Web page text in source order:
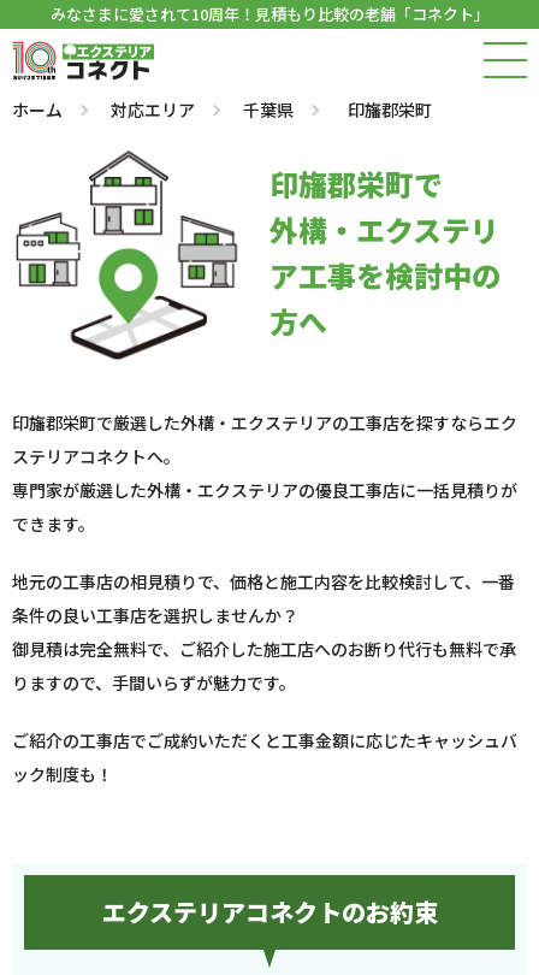
みなさまに愛されて10周年！見積もり比較の老舗「コネクト」
ホーム 対応エリア 千葉県 印旛郡栄町
印旛郡栄町で
外構・エクステリ
ア工事を検討中の
方へ
印旛郡栄町で厳選した外構・エクステリアの工事店を探すならエク
ステリアコネクトへ。
専門家が厳選した外構・エクステリアの優良工事店に一括見積りが
できます。
地元の工事店の相見積りで、価格と施工内容を比較検討して、一番
条件の良い工事店を選択しませんか？
御見積は完全無料で、ご紹介した施工店へのお断り代行も無料で承
りますので、手間いらずが魅力です。
ご紹介の工事店でご成約いただくと工事金額に応じたキャッシュバ
ック制度も！
エクステリアコネクトのお約束